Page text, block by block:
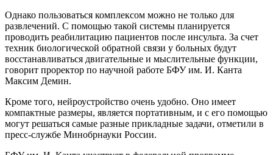
Однако пользоваться комплексом можно не только для
развлечений. С помощью такой системы планируется
проводить реабилитацию пациентов после инсульта. За счет
техник биологической обратной связи у больных будут
восстанавливаться двигательные и мыслительные функции,
говорит проректор по научной работе БФУ им. И. Канта
Максим Демин.
Кроме того, нейроустройство очень удобно. Оно имеет
компактные размеры, является портативным, и с его помощью
могут решаться самые разные прикладные задачи, отметили в
пресс-службе Минобрнауки России.